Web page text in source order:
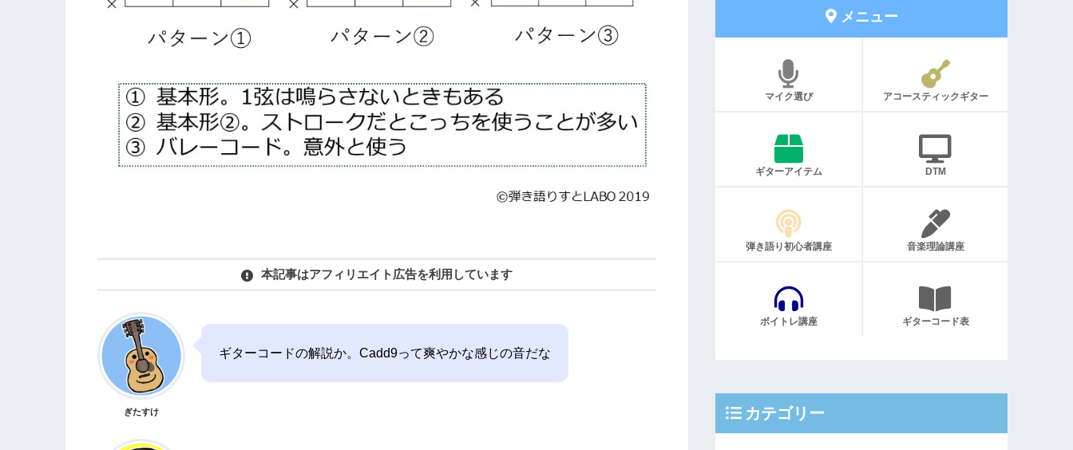
本記事はアフィリエイト広告を利用しています
ぎたすけ
ギターコードの解説か。Cadd9って爽やかな感じの音だな
メニュー
マイク選び アコースティックギター
ギターアイテム DTM
弾き語り初心者講座 音楽理論講座
ボイトレ講座 ギターコード表
カテゴリー